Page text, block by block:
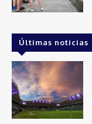
Últimas noticias